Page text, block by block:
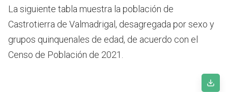
La siguiente tabla muestra la población de
Castrotierra de Valmadrigal, desagregada por sexo y
grupos quinquenales de edad, de acuerdo con el
Censo de Población de 2021.